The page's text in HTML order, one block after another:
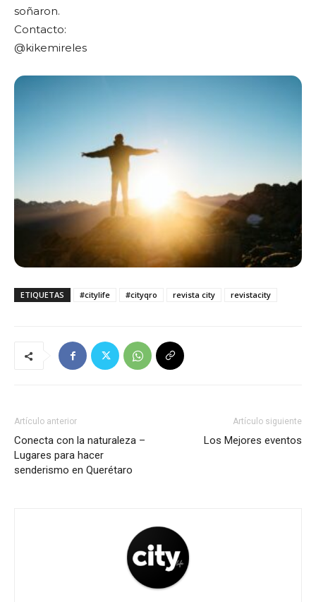
soñaron.
Contacto:
@kikemireles
ETIQUETAS #citylife #cityqro revista city revistacity
Artículo anterior
Conecta con la naturaleza –
Lugares para hacer
senderismo en Querétaro
Artículo siguiente
Los Mejores eventos